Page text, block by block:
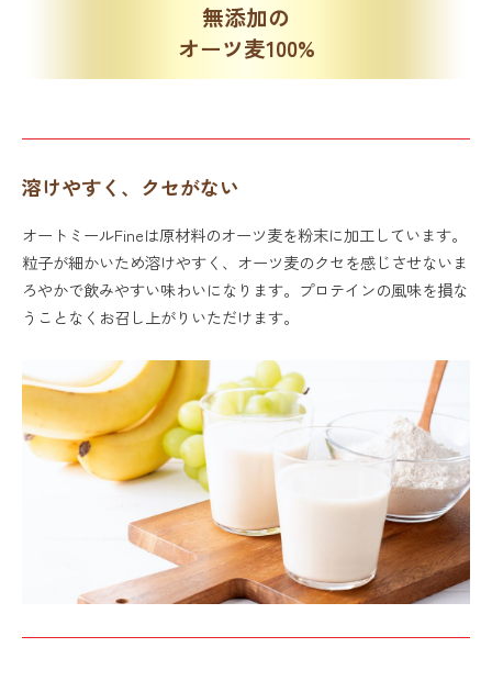
無添加の
オーツ麦100%
溶けやすく、クセがない
オートミールFineは原材料のオーツ麦を粉末に加工しています。
粒子が細かいため溶けやすく、オーツ麦のクセを感じさせないま
ろやかで飲みやすい味わいになります。プロテインの風味を損な
うことなくお召し上がりいただけます。